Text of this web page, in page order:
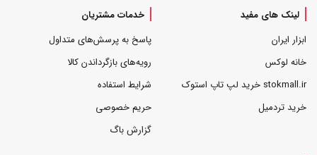
لینک های مفید
ابزار ایران
خانه لوکس
stokmall.ir خرید لپ تاپ استوک
خرید تردمیل
خدمات مشتریان
پاسخ به پرسش‌های متداول
رویه‌های بازگرداندن کالا
شرایط استفاده
حریم خصوصی
گزارش باگ